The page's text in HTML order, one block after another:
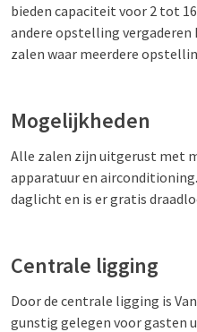
bieden capaciteit voor 2 tot
andere opstelling vergaderen
zalen waar meerdere
Mogelijkheden
Alle zalen zijn uitgerust met
apparatuur en
daglicht en is er gratis
Centrale ligging
Door de centrale ligging is
gunstig gelegen voor gasten